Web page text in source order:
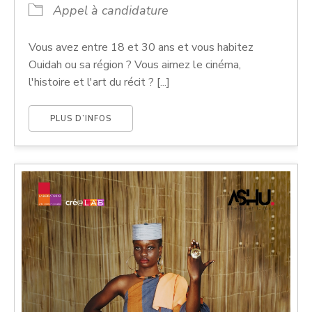
Appel à candidature
Vous avez entre 18 et 30 ans et vous habitez
Ouidah ou sa région ? Vous aimez le cinéma,
l'histoire et l'art du récit ? [...]
PLUS D’INFOS